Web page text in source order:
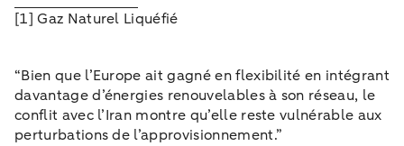
[1] Gaz Naturel Liquéfié
“Bien que l’Europe ait gagné en flexibilité en intégrant
davantage d’énergies renouvelables à son réseau, le
conflit avec l’Iran montre qu’elle reste vulnérable aux
perturbations de l’approvisionnement.”